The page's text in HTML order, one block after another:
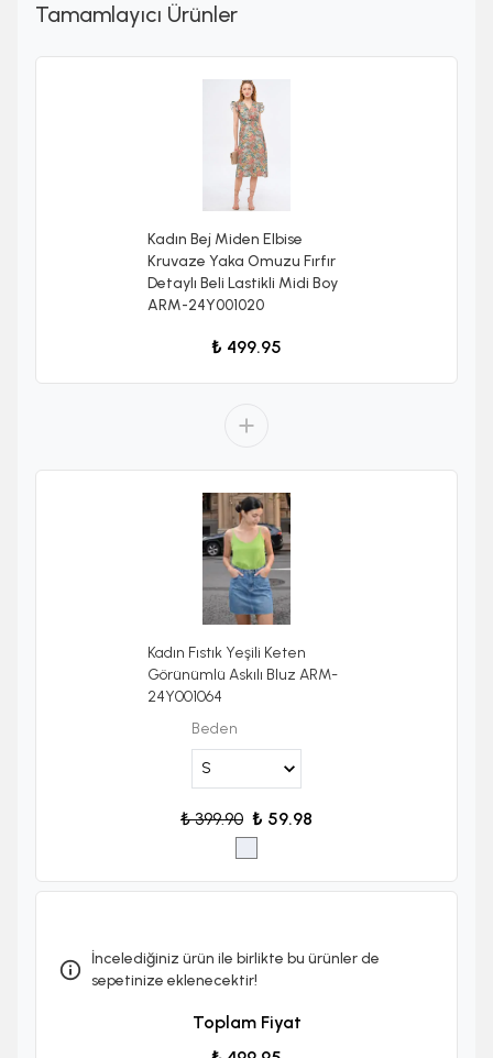
Tamamlayıcı Ürünler
Kadın Bej Miden Elbise
Kruvaze Yaka Omuzu Fırfır
Detaylı Beli Lastikli Midi Boy
ARM-24Y001020
₺ 499.95
Kadın Fıstık Yeşili Keten
Görünümlü Askılı Bluz ARM-
24Y001064
Beden
₺ 399.90 ₺ 59.98
İncelediğiniz ürün ile birlikte bu ürünler de
sepetinize eklenecektir!
Toplam Fiyat